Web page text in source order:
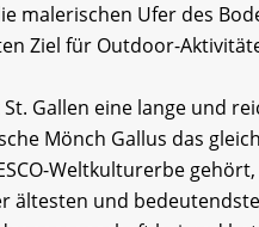
malerischen Ufer des
Ziel für Outdoor-
Gallen eine lange und
Mönch Gallus das
Weltkulturerbe
ältesten und